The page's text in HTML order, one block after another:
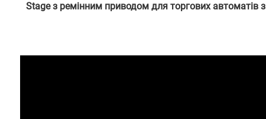
Stage з ремінним приводом для торгових автоматів з